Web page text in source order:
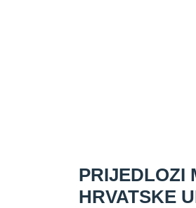
PRIJEDLOZI
HRVATSKE